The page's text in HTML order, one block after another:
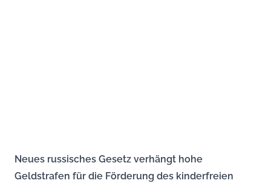
Neues russisches Gesetz verhängt hohe
Geldstrafen für die Förderung des kinderfreien